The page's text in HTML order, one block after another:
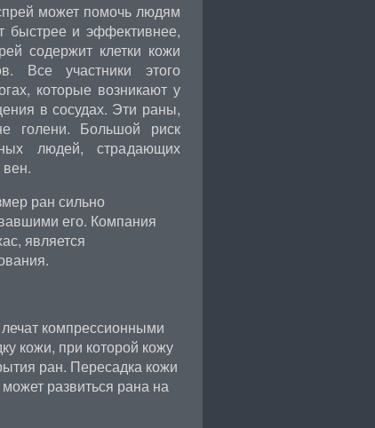
может помочь людям
быстрее и эффективнее,
содержит клетки кожи
Все участники этого
которые возникают у
в сосудах. Эти раны,
голени. Большой риск
людей, страдающих
ран сильно
его. Компания
является
компрессионными
кожи, при которой кожу
ран. Пересадка кожи
развиться рана на